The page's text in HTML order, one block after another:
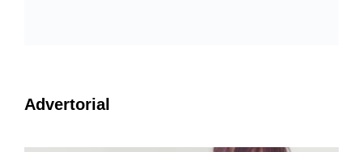
Advertorial